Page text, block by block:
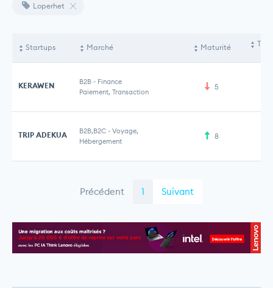
Loperhet
Startups Marché Maturité
KERAWEN B2B - Finance
Paiement, Transaction
5
TRIP ADEKUA B2B,B2C - Voyage,
Hébergement
8
Précédent 1 Suivant